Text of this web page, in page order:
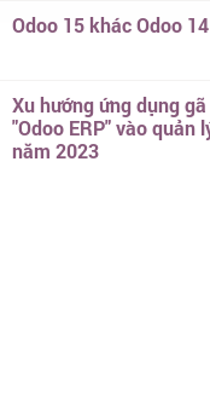
Odoo 15 khác Odoo
Xu hướng ứng dụng
"Odoo ERP" vào quản
năm 2023